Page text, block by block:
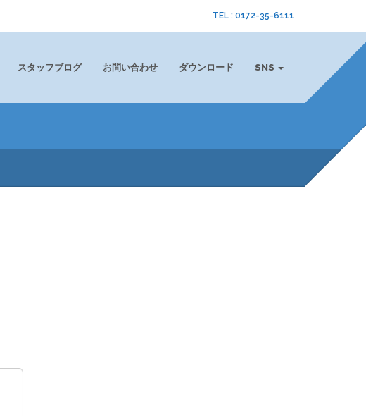
TEL : 0172-35-6111
スタッフブログ お問い合わせ ダウンロード SNS